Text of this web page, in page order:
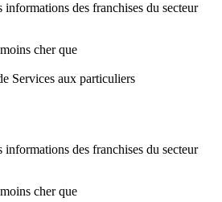
des franchises du secteur
cher que
Services aux particuliers
des franchises du secteur
cher que